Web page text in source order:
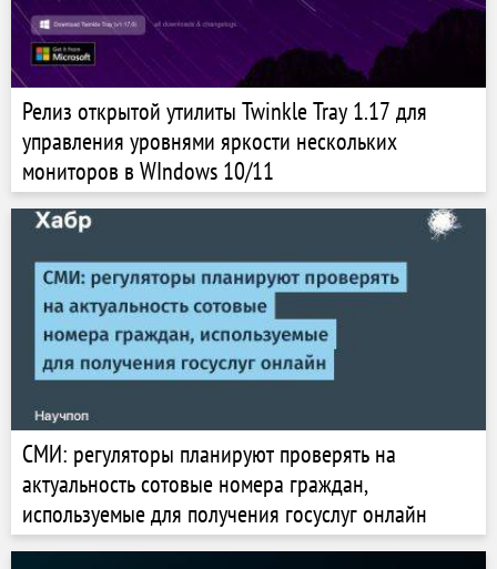
Релиз открытой утилиты Twinkle Tray 1.17 для
управления уровнями яркости нескольких
мониторов в WIndows 10/11
СМИ: регуляторы планируют проверять на
актуальность сотовые номера граждан,
используемые для получения госуслуг онлайн